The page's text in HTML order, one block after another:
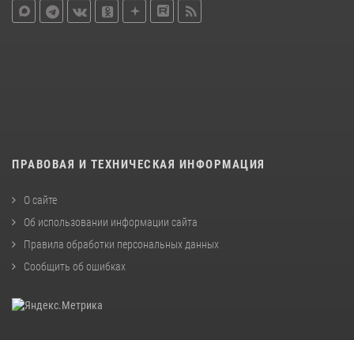
ПРАВОВАЯ И ТЕХНИЧЕСКАЯ ИНФОРМАЦИЯ
О сайте
Об использовании информации сайта
Правила обработки персональных данных
Сообщить об ошибках